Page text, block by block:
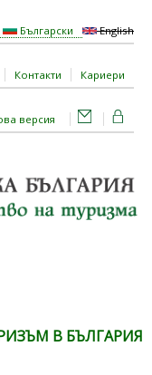
Български English
Контакти Кариери
версия
В БЪЛГАРИЯ